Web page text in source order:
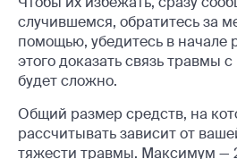
случившемся, обратитесь за
помощью, убедитесь в начале
этого доказать связь травмы
будет сложно.
Общий размер средств, на
рассчитывать зависит от
тяжести травмы. Максимум —